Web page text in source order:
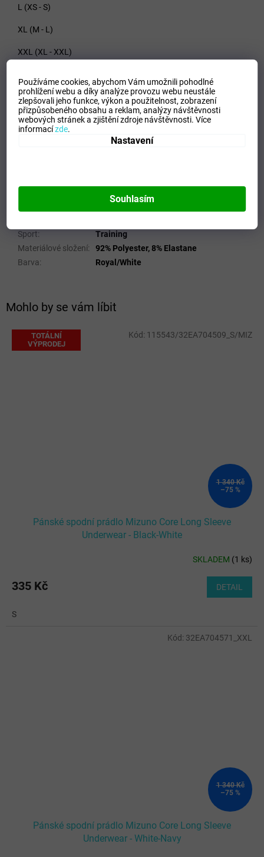
Používáme cookies, abychom Vám umožnili pohodlné
prohlížení webu a díky analýze provozu webu neustále
zlepšovali jeho funkce, výkon a použitelnost,zobrazení
přizpůsobeného obsahu a reklam, analýzy návštěvnosti
webových stránek a zjištění zdroje návštěvnosti.Více
informacízde.
Nastavení
Souhlasím
Mohlo by se vám líbit
TOTÁLNÍ
VÝPRODEJ
1 340 Kč
–75 %
Pánské spodní prádlo Mizuno Core Long Sleeve
Underwear - Black-White
SKLADEM (1 ks)
335 Kč DETAIL
S
Kód: 115543/32EA704509_S/MIZ
1 340 Kč
–75 %
Pánské spodní prádlo Mizuno Core Long Sleeve
Underwear - White-Navy
Kód: 32EA704571_XXL
L (XS - S)
XL (M - L)
XXL (XL - XXL)
Materiál - 92% Polyester, 8% Elastane
Doplňkové parametry
Sport:
Training
Materiálové složení:
92% Polyester, 8% Elastane
Barva: Royal/White